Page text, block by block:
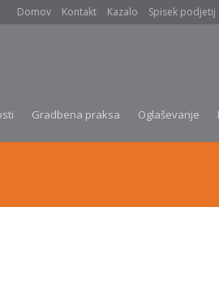
Domov Kontakt Kazalo Spisek podjetij
Gradbena praksa Oglaševanje